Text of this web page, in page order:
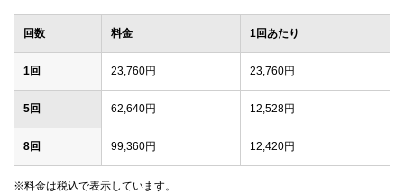
回数 料金 1回あたり
1回 23,760円 23,760円
5回 62,640円 12,528円
8回 99,360円 12,420円
※料金は税込で表示しています。